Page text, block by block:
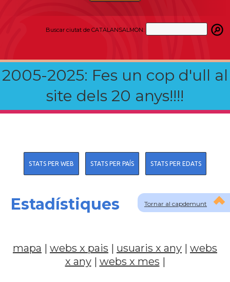
Buscar ciutat de CATALANSALMON:
2005-2025: Fes un cop d'ull al
site dels 20 anys!!!!
Tornar al capdemunt
STATS PER WEB STATS PER PAÍS STATS PER EDATS
Estadístiques
mapa | webs x pais | usuaris x any | webs
x any| webs x mes |